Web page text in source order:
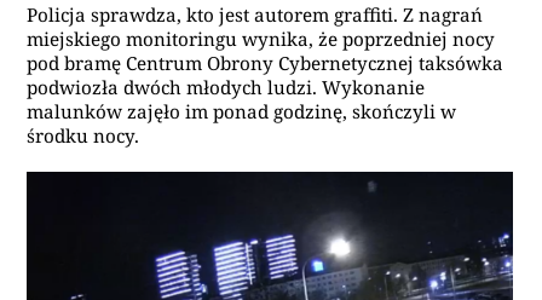
Policja sprawdza, kto jest autorem graffiti. Z nagrań
miejskiego monitoringu wynika, że poprzedniej nocy
pod bramę Centrum Obrony Cybernetycznej taksówka
podwiozła dwóch młodych ludzi. Wykonanie
malunków zajęło im ponad godzinę, skończyli w
środku nocy.